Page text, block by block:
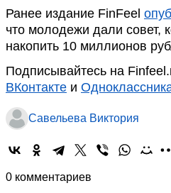
Ранее издание FinFeel
что молодежи дали совет,
накопить 10 миллионов
Подписывайтесь на
ВКонтакте и
Савельева Виктория
0 комментариев